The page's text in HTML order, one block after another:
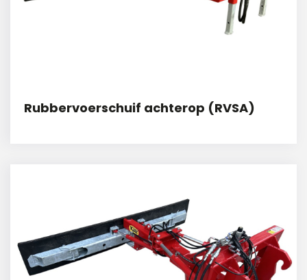
Rubbervoerschuif achterop (RVSA)